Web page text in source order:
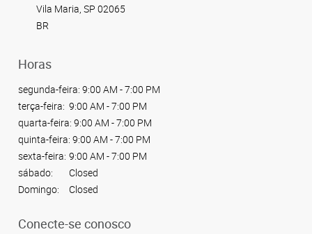
Vila Maria, SP 02065
BR
Horas
segunda-feira: 9:00 AM - 7:00 PM
terça-feira: 9:00 AM - 7:00 PM
quarta-feira: 9:00 AM - 7:00 PM
quinta-feira: 9:00 AM - 7:00 PM
sexta-feira: 9:00 AM - 7:00 PM
sábado:
Closed
Domingo:
Closed
Conecte-se conosco